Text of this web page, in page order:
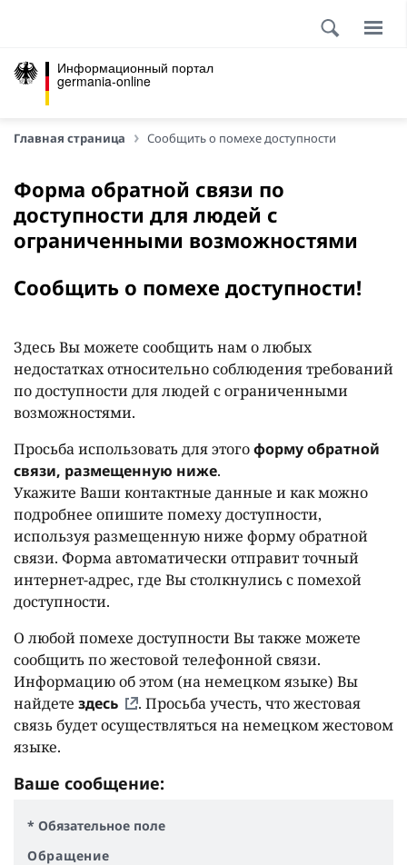
Информационный портал
germania-online
Главная страница Сообщить о помехе доступности
Форма обратной связи по
доступности для людей с
ограниченными возможностями
Сообщить о помехе доступности!
Здесь Вы можете сообщить нам о любых
недостатках относительно соблюдения требований
по доступности для людей с ограниченными
возможностями.
Просьба использовать для этогоформу обратной
связи, размещенную ниже.
Укажите Ваши контактные данные и как можно
подробнее опишите помеху доступности,
используя размещенную ниже форму обратной
связи. Форма автоматически отправит точный
интернет-адрес, где Вы столкнулись с помехой
доступности.
О любой помехе доступности Вы также можете
сообщить по жестовой телефонной связи.
Информацию об этом (на немецком языке) Вы
найдете здесь
. Просьба учесть, что жестовая
связь будет осуществляться на немецком жестовом
языке.
Ваше сообщение:
* Обязательное поле
Обращение